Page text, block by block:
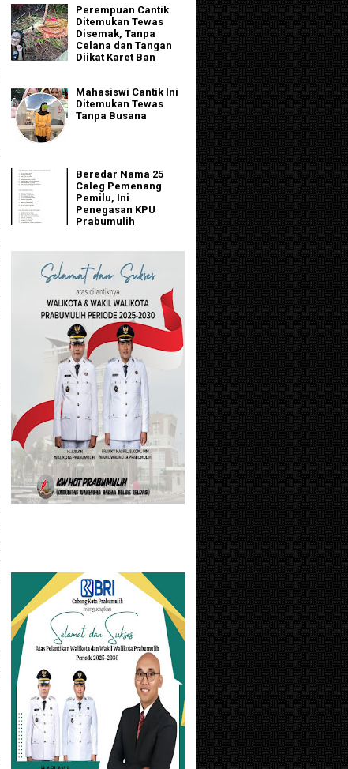
Perempuan Cantik
Ditemukan Tewas
Disemak, Tanpa
Celana dan Tangan
Diikat Karet Ban
Mahasiswi Cantik Ini
Ditemukan Tewas
Tanpa Busana
Beredar Nama 25
Caleg Pemenang
Pemilu, Ini
Penegasan KPU
Prabumulih